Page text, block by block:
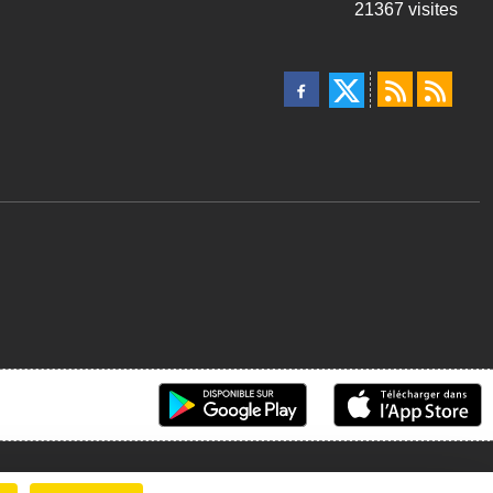
21367 visites